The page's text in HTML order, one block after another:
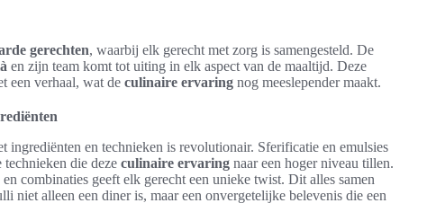
gerechten, waarbij elk gerecht met zorg is samengesteld. De
en zijn team komt tot uiting in elk aspect van de maaltijd. Deze
een verhaal, wat de culinaire ervaring nog meeslepender maakt.
ingrediënten en technieken is revolutionair. Sferificatie en emulsies
die deze culinaire ervaring naar een hoger niveau tillen.
combinaties geeft elk gerecht een unieke twist. Dit alles samen
niet alleen een diner is, maar een onvergetelijke belevenis die een